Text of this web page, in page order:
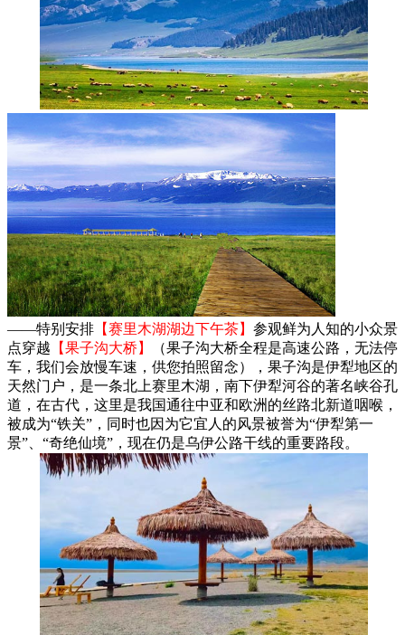
——特别安排 【赛里木湖湖边下午茶】 参观鲜为人知的小众景
点穿越 【果子沟大桥】
（果子沟大桥全程是高速公路，无法停
车，我们会放慢车速，供您拍照留念），果子沟是伊犁地区的
天然门户，是一条北上赛里木湖，南下伊犁河谷的著名峡谷孔
道，在古代，这里是我国通往中亚和欧洲的丝路北新道咽喉，
被成为“铁关”，同时也因为它宜人的风景被誉为“伊犁第一
景”、“奇绝仙境”，现在仍是乌伊公路干线的重要路段。